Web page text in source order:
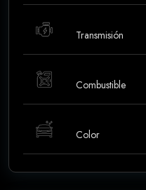
Transmisión
Combustible
Color